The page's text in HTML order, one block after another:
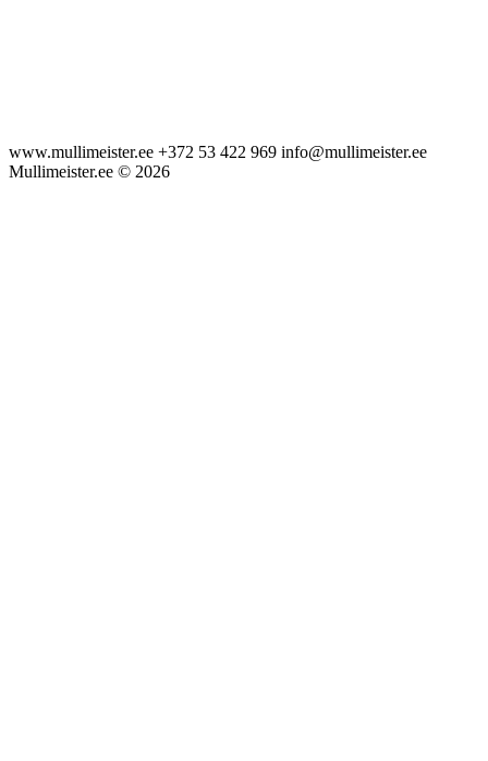
www.mullimeister.ee +372 53 422 969 info@mullimeister.ee
Mullimeister.ee © 2026